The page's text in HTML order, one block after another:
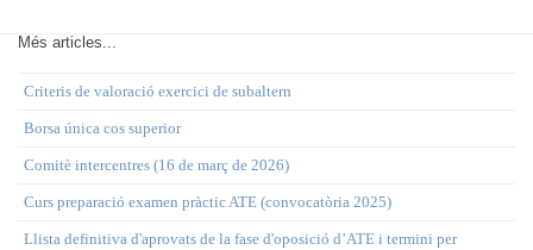
Més articles...
Criteris de valoració exercici de subaltern
Borsa única cos superior
Comitè intercentres (16 de març de 2026)
Curs preparació examen pràctic ATE (convocatòria 2025)
Llista definitiva d'aprovats de la fase d'oposició d’ATE i termini per